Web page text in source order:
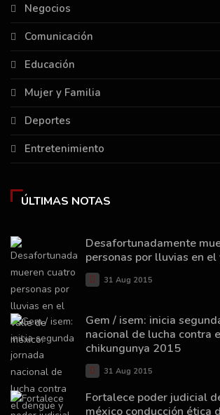
Negocios
Comunicación
Educación
Mujer y Familia
Deportes
Entretenimiento
ÚLTIMAS NOTAS
Desafortunadamente
personas por lluvias en
31 Aug 2015
Gem / isem: inicia
nacional de lucha contra
chikungunya 2015
31 Aug 2015
Fortalece poder judicial
méxico conducción ética